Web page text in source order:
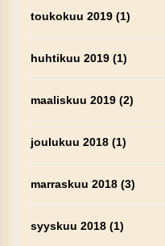
toukokuu 2019(1)
huhtikuu 2019(1)
maaliskuu 2019(2)
joulukuu 2018(1)
marraskuu 2018(3)
syyskuu 2018(1)